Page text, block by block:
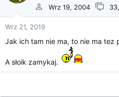
k
o
c
a
Wrz 19, 2004
Wrz 21, 2019
Jak ich tam nie ma, to nie ma tez
A słoik zamykaj.